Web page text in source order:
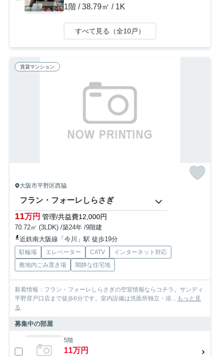
1階 / 38.79㎡ / 1K
すべて見る（全10戸）
賃貸マンション
大阪市平野区西脇
フラン・フォーレしらさぎ
11万円 管理/共益費12,000円
70.72㎡ (3LDK) /築24年 /9階建
近鉄南大阪線「今川」駅 徒歩19分
駐輪場 エレベーター CATV
インターネット対応
敷地内ごみ置き場
閑静な住宅地
新着情報：フラン・フォーレしらさぎの空室情報ならコチラ。サンディ
平野背戸口店まで徒歩6分です。室内設備は洗面所独立・浴... もっと見
る
募集中の部屋
5階
11万円